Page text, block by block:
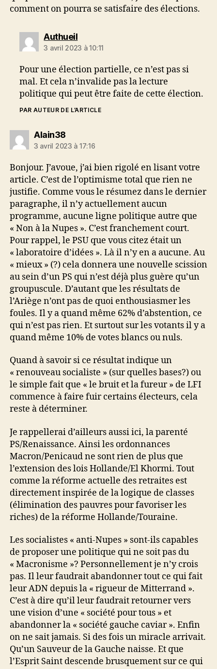
comment on pourra se satisfaire des élections.
Authueildit :
3 avril 2023 à 10:11
Pour une élection partielle, ce n’est pas si
mal. Et cela n’invalide pas la lecture
politique qui peut être faite de cette élection.
PAR AUTEUR DE L’ARTICLE
Alain38dit :
3 avril 2023 à 17:16
Bonjour. J’avoue, j’ai bien rigolé en lisant votre
article. C’est de l’optimisme total que rien ne
justifie. Comme vous le résumez dans le dernier
paragraphe, il n’y actuellement aucun
programme, aucune ligne politique autre que
« Non à la Nupes ». C’est franchement court.
Pour rappel, le PSU que vous citez était un
« laboratoire d’idées ». Là il n’y en a aucune. Au
« mieux » (?) cela donnera une nouvelle scission
au sein d’un PS qui n’est déjà plus guère qu’un
groupuscule. D’autant que les résultats de
l’Ariège n’ont pas de quoi enthousiasmer les
foules. Il y a quand même 62% d’abstention, ce
qui n’est pas rien. Et surtout sur les votants il y a
quand même 10% de votes blancs ou nuls.
Quand à savoir si ce résultat indique un
« renouveau socialiste » (sur quelles bases?) ou
le simple fait que « le bruit et la fureur » de LFI
commence à faire fuir certains électeurs, cela
reste à déterminer.
Je rappellerai d’ailleurs aussi ici, la parenté
PS/Renaissance. Ainsi les ordonnances
Macron/Penicaud ne sont rien de plus que
l’extension des lois Hollande/El Khormi. Tout
comme la réforme actuelle des retraites est
directement inspirée de la logique de classes
(élimination des pauvres pour favoriser les
riches) de la réforme Hollande/Touraine.
Les socialistes « anti-Nupes » sont-ils capables
de proposer une politique qui ne soit pas du
« Macronisme »? Personnellement je n’y crois
pas. Il leur faudrait abandonner tout ce qui fait
leur ADN depuis la « rigueur de Mitterrand ».
C’est à dire qu’il leur faudrait retourner vers
une vision d’une « société pour tous » et
abandonner la « société gauche caviar ». Enfin
on ne sait jamais. Si des fois un miracle arrivait.
Qu’un Sauveur de la Gauche naisse. Et que
l’Esprit Saint descende brusquement sur ce qui